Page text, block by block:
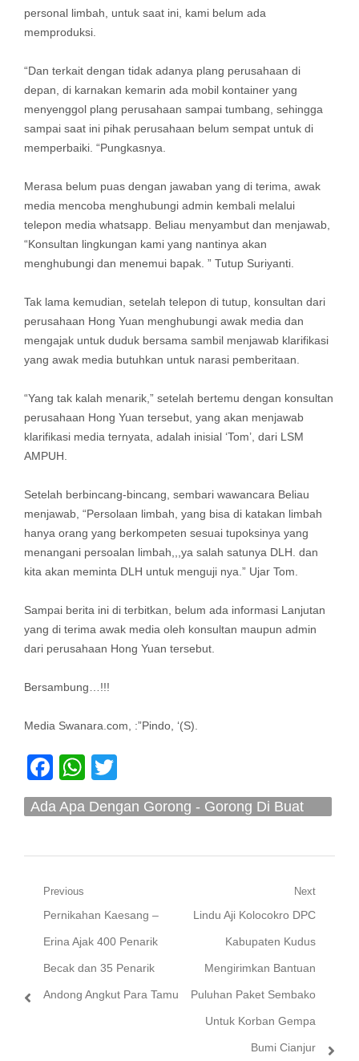
personal limbah, untuk saat ini, kami belum ada
memproduksi.
“Dan terkait dengan tidak adanya plang perusahaan di
depan, di karnakan kemarin ada mobil kontainer yang
menyenggol plang perusahaan sampai tumbang, sehingga
sampai saat ini pihak perusahaan belum sempat untuk di
memperbaiki. “Pungkasnya.
Merasa belum puas dengan jawaban yang di terima, awak
media mencoba menghubungi admin kembali melalui
telepon media whatsapp. Beliau menyambut dan menjawab,
“Konsultan lingkungan kami yang nantinya akan
menghubungi dan menemui bapak. ” Tutup Suriyanti.
Tak lama kemudian, setelah telepon di tutup, konsultan dari
perusahaan Hong Yuan menghubungi awak media dan
mengajak untuk duduk bersama sambil menjawab klarifikasi
yang awak media butuhkan untuk narasi pemberitaan.
“Yang tak kalah menarik,” setelah bertemu dengan konsultan
perusahaan Hong Yuan tersebut, yang akan menjawab
klarifikasi media ternyata, adalah inisial ‘Tom’, dari LSM
AMPUH.
Setelah berbincang-bincang, sembari wawancara Beliau
menjawab, “Persolaan limbah, yang bisa di katakan limbah
hanya orang yang berkompeten sesuai tupoksinya yang
menangani persoalan limbah,,,ya salah satunya DLH. dan
kita akan meminta DLH untuk menguji nya.” Ujar Tom.
Sampai berita ini di terbitkan, belum ada informasi Lanjutan
yang di terima awak media oleh konsultan maupun admin
dari perusahaan Hong Yuan tersebut.
Bersambung…!!!
Media Swanara.com, :”Pindo, ‘(S).
Facebook
WhatsApp
Ada Apa Dengan Gorong - Gorong Di Buat
Navigasi
pos
Previous
Previous
post:
Pernikahan Kaesang –
Erina Ajak 400 Penarik
Becak dan 35 Penarik
Andong Angkut Para Tamu
Next
Next
Lindu Aji Kolocokro DPC
Kabupaten Kudus
Mengirimkan Bantuan
Puluhan Paket Sembako
Untuk Korban Gempa
Bumi Cianjur